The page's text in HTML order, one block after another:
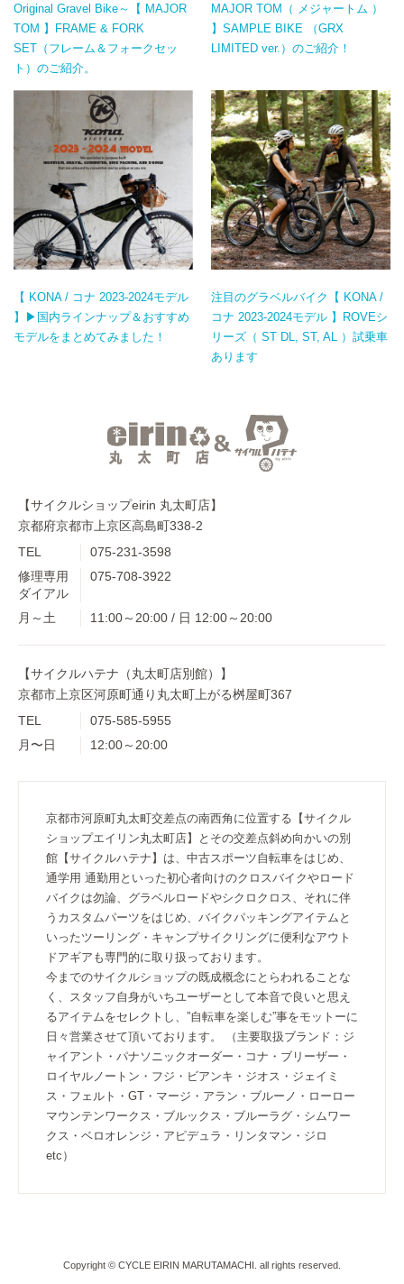
Original Gravel Bike～【 MAJOR
TOM 】FRAME & FORK
SET（フレーム＆フォークセッ
ト）のご紹介。
MAJOR TOM（ メジャートム ）
】SAMPLE BIKE （GRX
LIMITED ver.）のご紹介！
【 KONA / コナ 2023-2024モデル
】▶国内ラインナップ＆おすすめ
モデルをまとめてみました！
注目のグラベルバイク【 KONA /
コナ 2023-2024モデル 】ROVEシ
リーズ（ ST DL, ST, AL ）試乗車
あります
【サイクルショップeirin 丸太町店】
京都府京都市上京区高島町338-2
TEL
075-231-3598
修理専用
ダイアル
075-708-3922
月～土 11:00～20:00 / 日 12:00～20:00
【サイクルハテナ（丸太町店別館）】
京都市上京区河原町通り丸太町上がる桝屋町367
TEL
075-585-5955
月〜日
12:00～20:00
京都市河原町丸太町交差点の南西角に位置する【サイクル
ショップエイリン丸太町店】とその交差点斜め向かいの別
館【サイクルハテナ】は、中古スポーツ自転車をはじめ、
通学用 通勤用といった初心者向けのクロスバイクやロード
バイクは勿論、グラベルロードやシクロクロス、それに伴
うカスタムパーツをはじめ、バイクパッキングアイテムと
いったツーリング・キャンプサイクリングに便利なアウト
ドアギアも専門的に取り扱っております。
今までのサイクルショップの既成概念にとらわれることな
く、スタッフ自身がいちユーザーとして本音で良いと思え
るアイテムをセレクトし、”自転車を楽しむ”事をモットーに
日々営業させて頂いております。 （主要取扱ブランド：ジ
ャイアント・パナソニックオーダー・コナ・ブリーザー・
ロイヤルノートン・フジ・ビアンキ・ジオス・ジェイミ
ス・フェルト・GT・マージ・アラン・ブルーノ・ローロー
マウンテンワークス・ブルックス・ブルーラグ・シムワー
クス・ベロオレンジ・アピデュラ・リンタマン・ジロ
etc）
Copyright © CYCLE EIRIN MARUTAMACHI. all rights reserved.